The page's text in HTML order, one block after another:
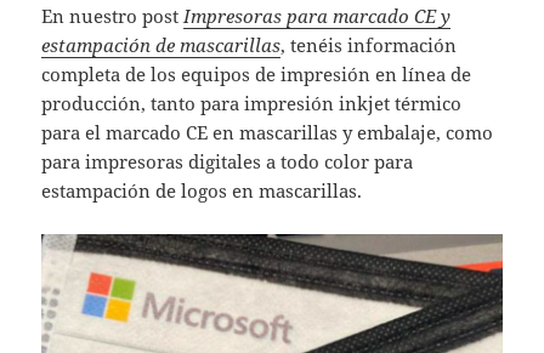
En nuestro post Impresoras para marcado CE y
estampación de mascarillas, tenéis información
completa de los equipos de impresión en línea de
producción, tanto para impresióninkjet térmico
para el marcado CE en mascarillas y embalaje, como
para impresoras digitales a todo color para
estampación de logos en mascarillas.